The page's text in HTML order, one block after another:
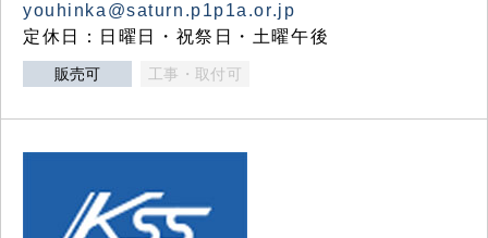
youhinka@saturn.p1p1a.or.jp
定休日：日曜日・祝祭日・土曜午後
販売可 工事・取付可